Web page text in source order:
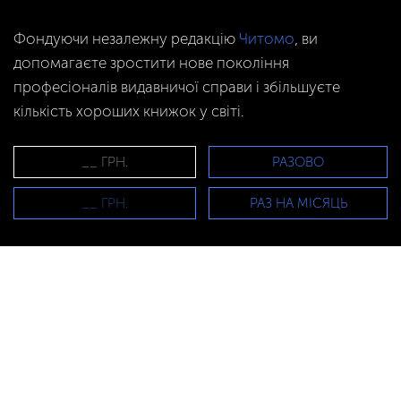
Фондуючи незалежну редакцію Читомо, ви
допомагаєте зростити нове покоління
професіоналів видавничої справи і збільшуєте
кількість хороших книжок у світі.
РАЗОВО
РАЗ НА МІСЯЦЬ